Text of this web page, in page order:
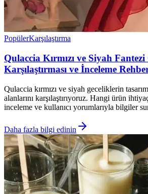
PopülerKarşılaştırma
Qulaccia Kırmızı ve Siyah
Karşılaştırması ve İnceleme
Qulaccia kırmızı ve siyah geceliklerin
alanlarını karşılaştırıyoruz. Hangi ürün
inceleme ve kullanıcı yorumlarıyla bilgiler
Daha fazla bilgi edinin